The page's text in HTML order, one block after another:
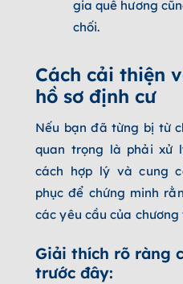
gia quê hương
chối.
Cách cải thiện
hồ sơ định cư
Nếu bạn đã từng bị từ
quan trọng là phải xử
cách hợp lý và cung
phục để chứng minh
các yêu cầu của
Giải thích rõ ràng
trước đây: